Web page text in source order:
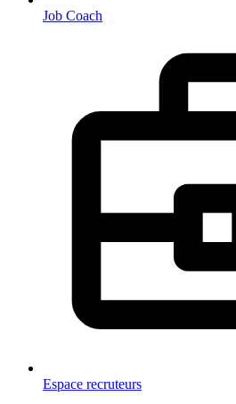
Job Coach
Espace recruteurs